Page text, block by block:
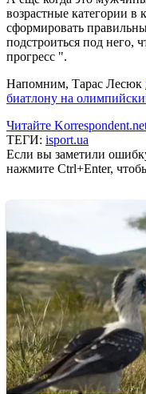
возрастные категории в
сформировать
подстроиться под него,
прогресс ".
Напомним, Тарас Лесюк
биатлону на
Читайте
ТЕГИ: isport.ua
Если вы заметили
нажмите Ctrl+Enter,